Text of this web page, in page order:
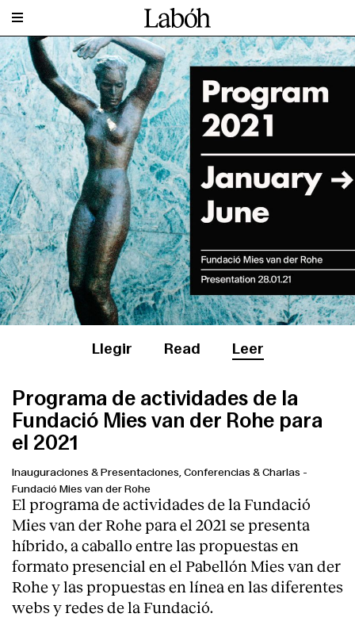
Llegir Read Leer
Programa de actividades de la
Fundació Mies van der Rohe para
el 2021
Inauguraciones & Presentaciones, Conferencias & Charlas -
Fundació Mies van der Rohe
El programa de actividades de la Fundació
Mies van der Rohe para el 2021 se presenta
híbrido, a caballo entre las propuestas en
formato presencial en el Pabellón Mies van der
Rohe y las propuestas en línea en las diferentes
webs y redes de la Fundació.